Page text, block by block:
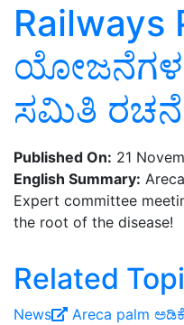
Railways
ಯೋಜನೆಗಳ
ಸಮಿತಿ
Published On: 21
English Summary:
Expert committee
the root of the disease!
Related
News Areca palm ಅಡಿಕೆ